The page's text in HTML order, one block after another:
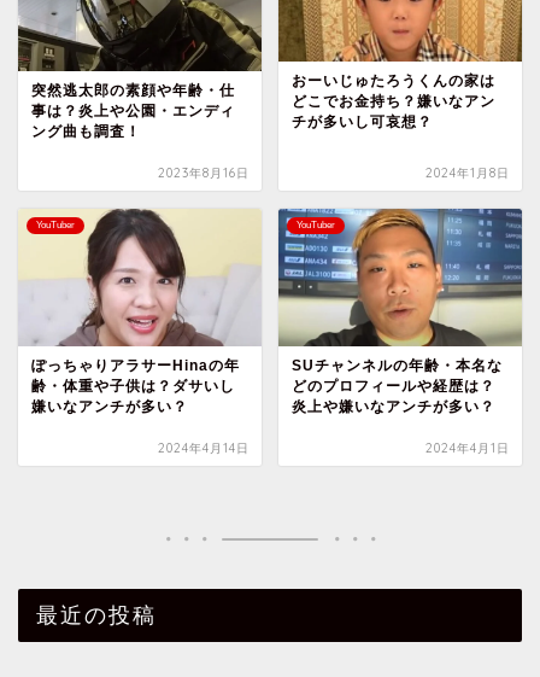
突然逃太郎の素顔や年齢・仕
事は？炎上や公園・エンディ
ング曲も調査！
2023年8月16日
おーいじゅたろうくんの家は
どこでお金持ち？嫌いなアン
チが多いし可哀想？
2024年1月8日
YouTuber
ぽっちゃりアラサーHinaの年
齢・体重や子供は？ダサいし
嫌いなアンチが多い？
2024年4月14日
YouTuber
SUチャンネルの年齢・本名な
どのプロフィールや経歴は？
炎上や嫌いなアンチが多い？
2024年4月1日
最近の投稿